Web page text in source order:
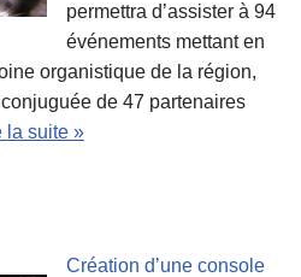
permettra d’assister à 94
événements mettant en
organistique de la région,
de 47 partenaires
la suite »
Création d’une console